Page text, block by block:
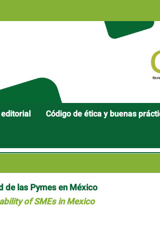
Código de ética y buenas
de las Pymes en México
of SMEs in Mexico